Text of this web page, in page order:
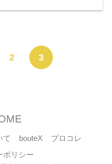
2 3
て bouteX プロコレ
ポリシー